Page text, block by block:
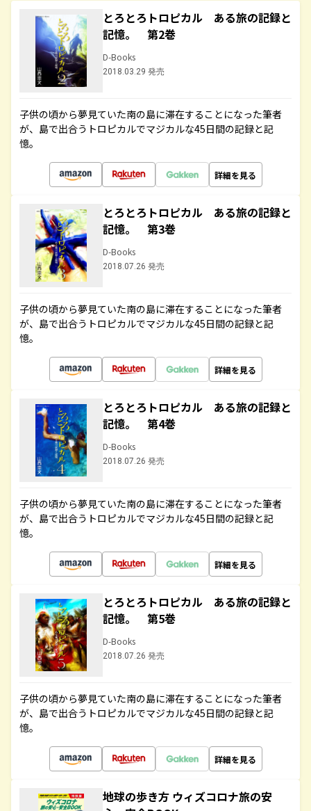
とろとろトロピカル ある旅の記録と
記憶。 第2巻
D-Books
2018.03.29 発売
子供の頃から夢見ていた南の島に滞在することになった筆者
が、島で出合うトロピカルでマジカルな45日間の記録と記
憶。
詳細を見る
とろとろトロピカル ある旅の記録と
記憶。 第3巻
D-Books
2018.07.26 発売
子供の頃から夢見ていた南の島に滞在することになった筆者
が、島で出合うトロピカルでマジカルな45日間の記録と記
憶。
詳細を見る
とろとろトロピカル ある旅の記録と
記憶。 第4巻
D-Books
2018.07.26 発売
子供の頃から夢見ていた南の島に滞在することになった筆者
が、島で出合うトロピカルでマジカルな45日間の記録と記
憶。
詳細を見る
とろとろトロピカル ある旅の記録と
記憶。 第5巻
D-Books
2018.07.26 発売
子供の頃から夢見ていた南の島に滞在することになった筆者
が、島で出合うトロピカルでマジカルな45日間の記録と記
憶。
詳細を見る
地球の歩き方 ウィズコロナ旅の安